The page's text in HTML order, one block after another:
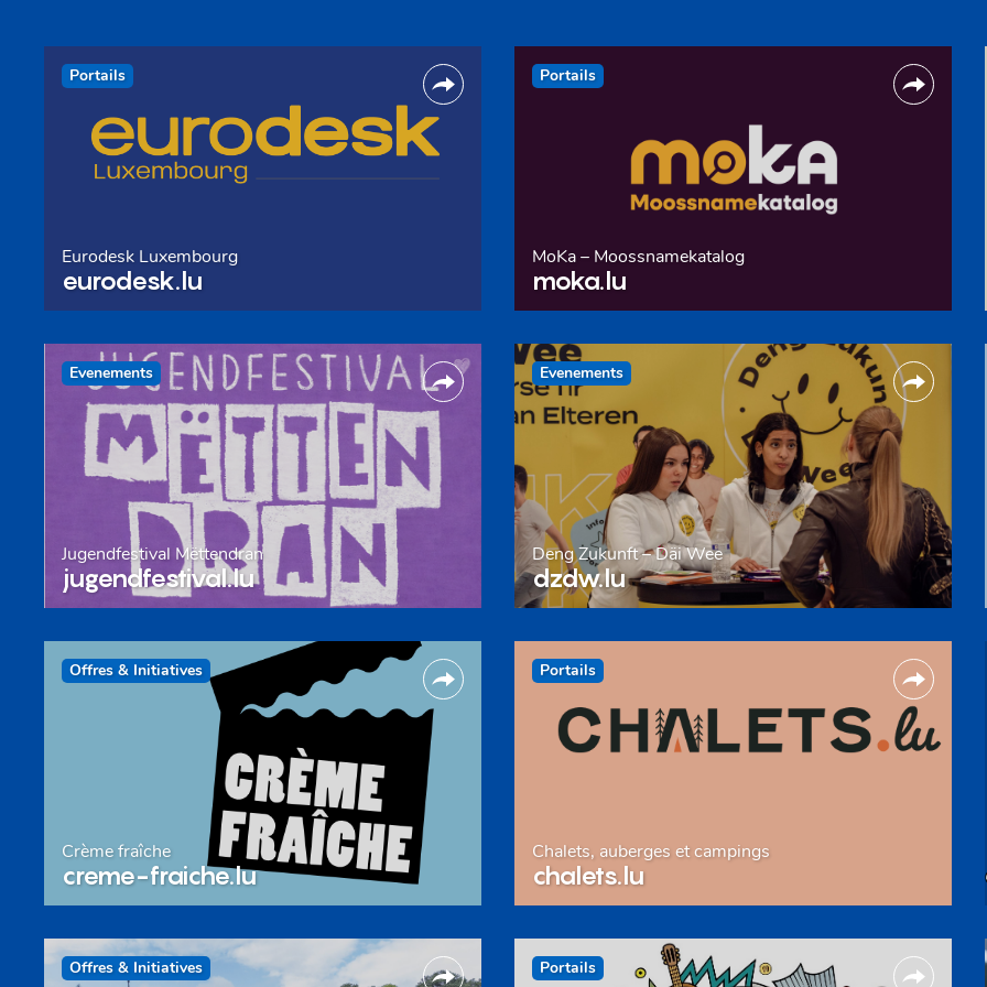
Portails
Eurodesk Luxembourg
eurodesk.lu
Portails
MoKa – Moossnamekatalog
moka.lu
Evenements
Jugendfestival Mëttendran
jugendfestival.lu
Evenements
Deng Zukunft – Däi Wee
dzdw.lu
Offres & Initiatives
Crème fraîche
creme-fraiche.lu
Portails
Chalets, auberges et campings
chalets.lu
Offres & Initiatives Portails